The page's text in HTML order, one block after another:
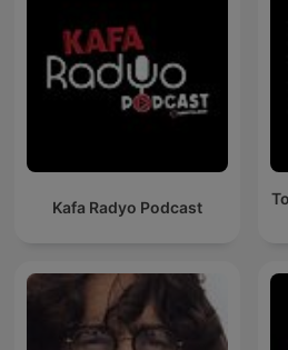
Kafa Radyo Podcast